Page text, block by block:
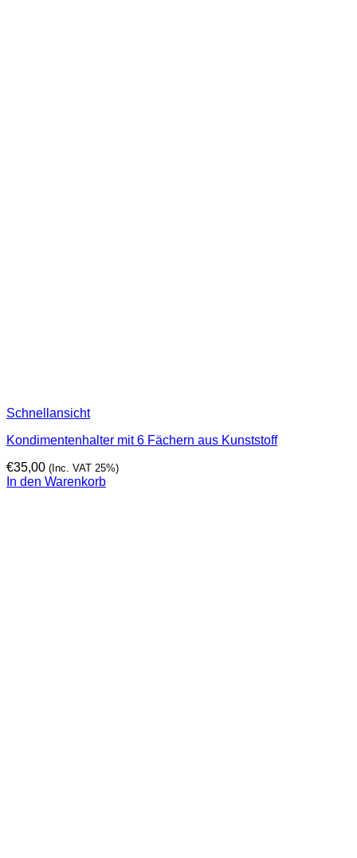
Schnellansicht
Kondimentenhalter mit 6 Fächern aus Kunststoff
€35,00 (Inc. VAT 25%)
In den Warenkorb